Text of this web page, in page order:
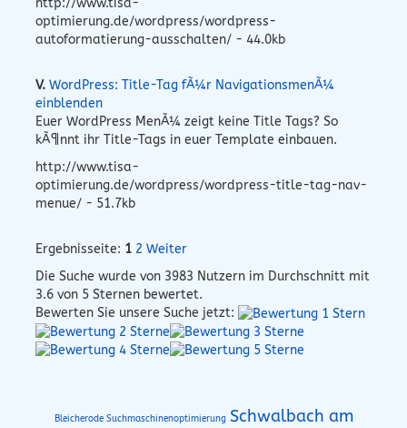
http://www.tisa-
optimierung.de/wordpress/wordpress-
autoformatierung-ausschalten/ - 44.0kb
V. WordPress: Title-Tag fÃ¼r NavigationsmenÃ¼
einblenden
Euer WordPress MenÃ¼ zeigt keine Title Tags? So
kÃ¶nnt ihr Title-Tags in euer Template einbauen.
http://www.tisa-
optimierung.de/wordpress/wordpress-title-tag-nav-
menue/ - 51.7kb
Ergebnisseite: 1 2 Weiter
Die Suche wurde von 3983 Nutzern im Durchschnitt mit
3.6 von 5 Sternen bewertet.
Bewerten Sie unsere Suche jetzt:
Bleicherode Suchmaschinenoptimierung Schwalbach am